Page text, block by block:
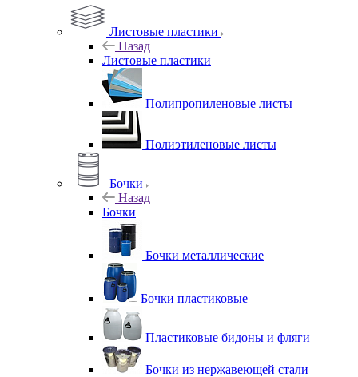
Листовые пластики
Назад
Листовые пластики
Полипропиленовые листы
Полиэтиленовые листы
Бочки
Назад
Бочки
Бочки металлические
Бочки пластиковые
Пластиковые бидоны и фляги
Бочки из нержавеющей стали